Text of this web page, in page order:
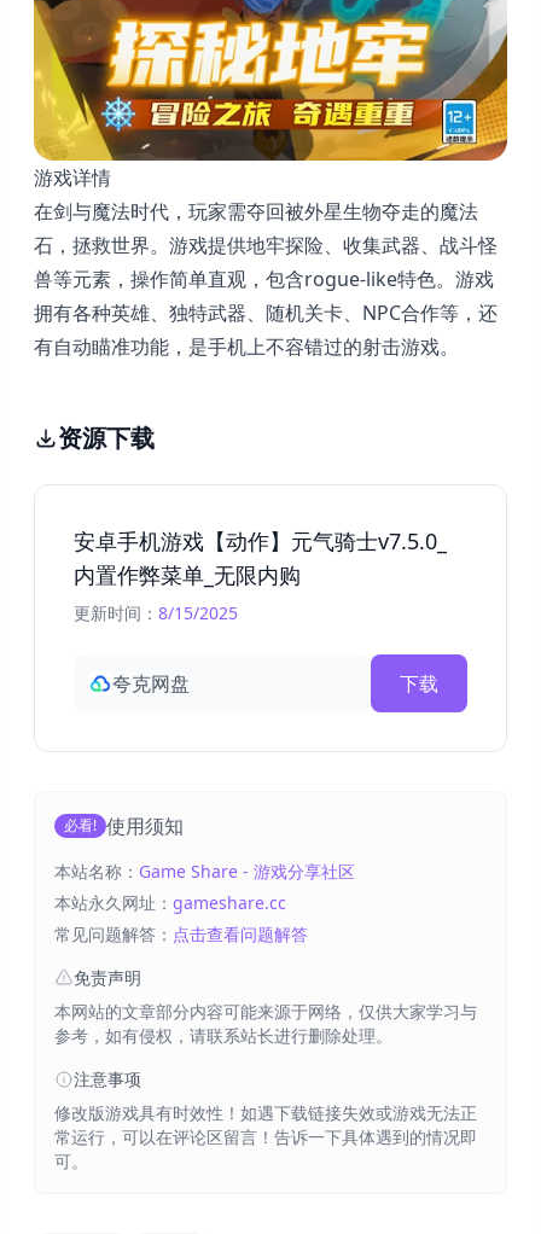
游戏详情
在剑与魔法时代，玩家需夺回被外星生物夺走的魔法
石，拯救世界。游戏提供地牢探险、收集武器、战斗怪
兽等元素，操作简单直观，包含rogue-like特色。游戏
拥有各种英雄、独特武器、随机关卡、NPC合作等，还
有自动瞄准功能，是手机上不容错过的射击游戏。
资源下载
安卓手机游戏【动作】元气骑士v7.5.0_
内置作弊菜单_无限内购
更新时间： 8/15/2025
夸克网盘 下载
必看! 使用须知
本站名称： Game Share - 游戏分享社区
本站永久网址： gameshare.cc
常见问题解答： 点击查看问题解答
免责声明
本网站的文章部分内容可能来源于网络，仅供大家学习与
参考，如有侵权，请联系站长进行删除处理。
注意事项
修改版游戏具有时效性！如遇下载链接失效或游戏无法正
常运行，可以在评论区留言！告诉一下具体遇到的情况即
可。